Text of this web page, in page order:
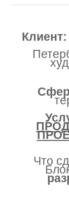
Клиент:
Что